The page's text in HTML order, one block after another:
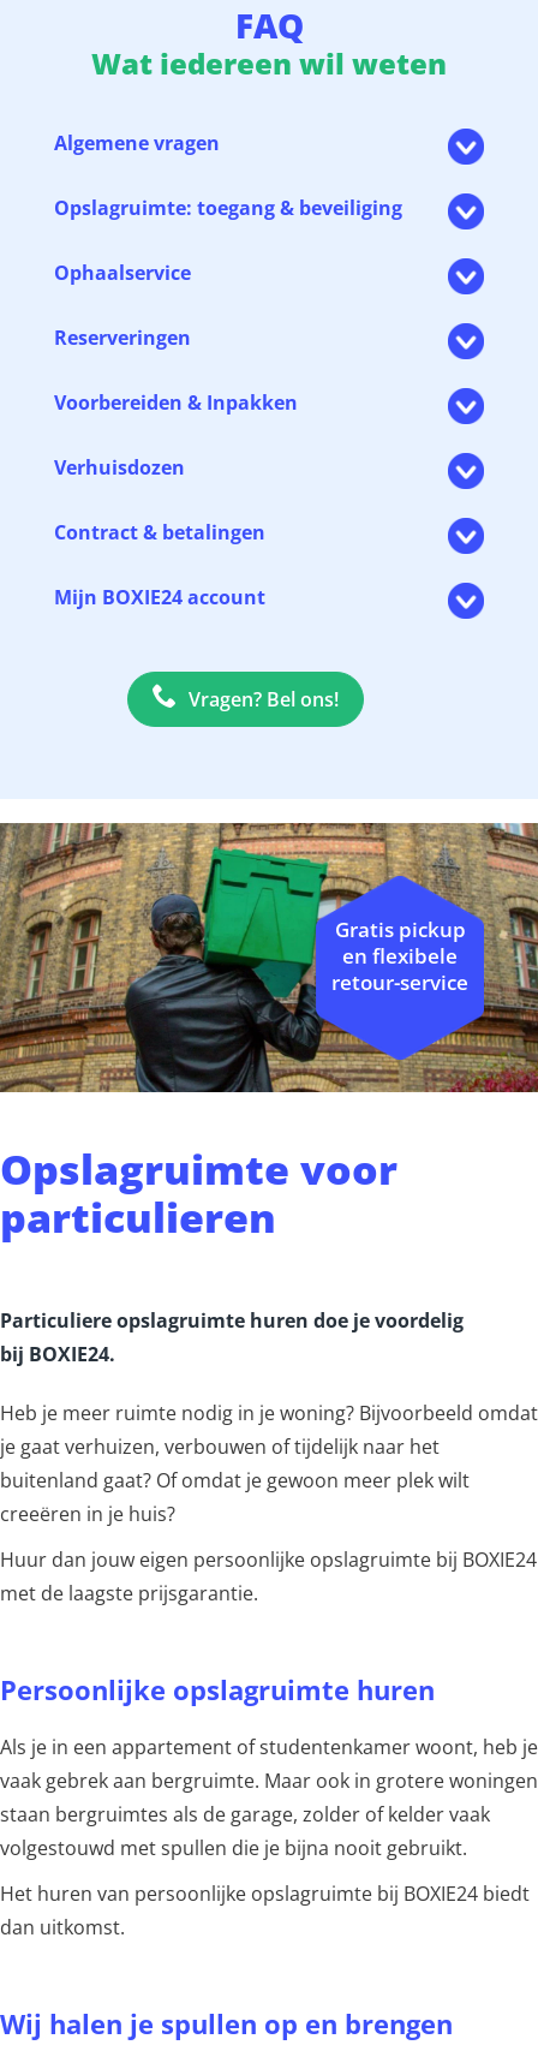
FAQ
Wat iedereen wil weten
Algemene vragen
Opslagruimte: toegang & beveiliging
Ophaalservice
Reserveringen
Voorbereiden & Inpakken
Verhuisdozen
Contract & betalingen
Mijn BOXIE24 account
Vragen? Bel ons!
Gratis pickup
en flexibele
retour-service
Opslagruimte voor
particulieren
Particuliere opslagruimte huren doe je voordelig
bij BOXIE24.
Heb je meer ruimte nodig in je woning? Bijvoorbeeld omdat
je gaat verhuizen, verbouwen of tijdelijk naar het
buitenland gaat? Of omdat je gewoon meer plek wilt
creeëren in je huis?
Huur dan jouw eigen persoonlijke opslagruimte bij BOXIE24
met de laagste prijsgarantie.
Persoonlijke opslagruimte huren
Als je in een appartement of studentenkamer woont, heb je
vaak gebrek aan bergruimte. Maar ook in grotere woningen
staan bergruimtes als de garage, zolder of kelder vaak
volgestouwd met spullen die je bijna nooit gebruikt.
Het huren van persoonlijke opslagruimte bij BOXIE24 biedt
dan uitkomst.
Wij halen je spullen op en brengen